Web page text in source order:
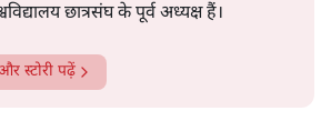
छात्रसंघ के पूर्व अध्यक्ष हैं।
स्टोरी पढ़ें